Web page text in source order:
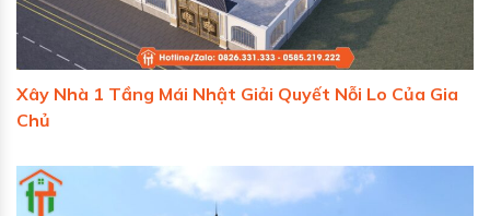
Xây Nhà 1 Tầng Mái Nhật Giải Quyết Nỗi Lo Của Gia
Chủ